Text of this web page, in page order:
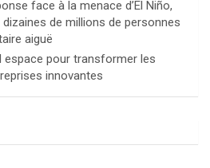
face à la menace d’El Niño,
de millions de personnes
aiguë
espace pour transformer les
innovantes